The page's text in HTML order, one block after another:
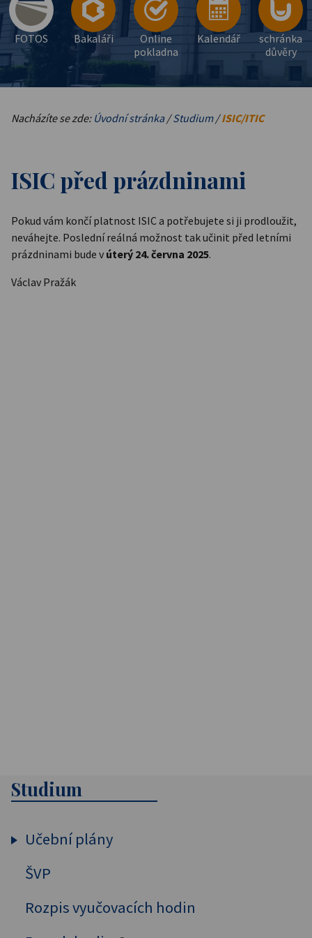
FOTOS Bakaláři
Online
pokladna
Kalendář
schránka
důvěry
Nacházíte se zde: Úvodní stránka/Studium/ISIC/ITIC
ISIC před prázdninami
Pokud vám končí platnost ISIC a potřebujete si ji prodloužit,
neváhejte. Poslední reálná možnost tak učinit před letními
prázdninami bude v úterý 24. června 2025.
Václav Pražák
Studium
Učební plány
Čtyřletý obor vzdělání
ŠVP
Rozpis vyučovacích hodin